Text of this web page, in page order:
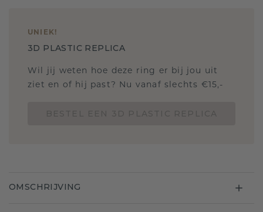
UNIEK!
3D PLASTIC REPLICA
Wil jij weten hoe deze ring er bij jou uit
ziet en of hij past? Nu vanaf slechts €15,-
OMSCHRIJVING